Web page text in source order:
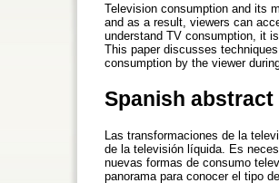
Television consumption and its
and as a result, viewers can
understand TV consumption, it
This paper discusses
consumption by the viewer
Spanish abstract
Las transformaciones de la
de la televisión líquida. Es
nuevas formas de consumo
panorama para conocer el tipo